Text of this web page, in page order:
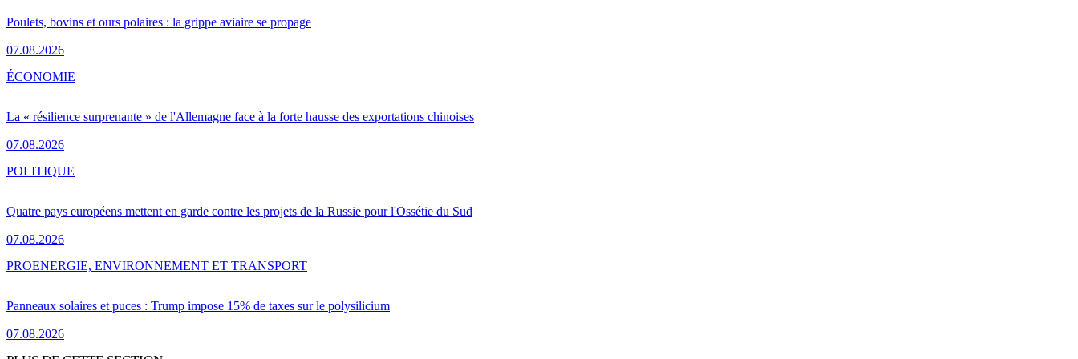
Poulets, bovins et ours polaires : la grippe aviaire se propage
07.08.2026
La « résilience surprenante » de l'Allemagne face à la forte hausse des exportations chinoises
07.08.2026
ÉCONOMIE
Quatre pays européens mettent en garde contre les projets de la Russie pour l'Ossétie du Sud
07.08.2026
POLITIQUE
Panneaux solaires et puces : Trump impose 15% de taxes sur le polysilicium
07.08.2026
PROENERGIE, ENVIRONNEMENT ET TRANSPORT